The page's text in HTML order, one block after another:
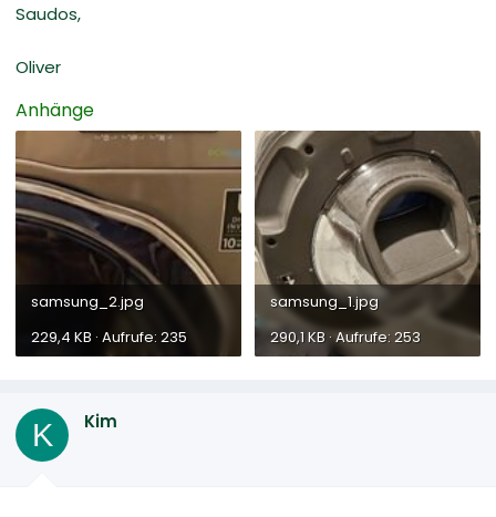
Saudos,
Oliver
Anhänge
samsung_2.jpg
229,4 KB · Aufrufe: 235
samsung_1.jpg
290,1 KB · Aufrufe: 253
K Kim